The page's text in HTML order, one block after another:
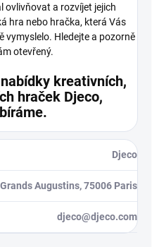
ovlivňovat a rozvíjet jejich
hra nebo hračka, která Vás
vymyslelo. Hledejte a pozorně
otevřený.
kreativních,
hraček Djeco,
Djeco
Augustins, 75006 Paris
djeco@djeco.com